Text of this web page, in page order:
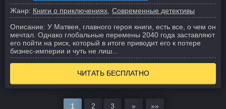
Жанр: Книги о приключениях Современные детективы
Описание: У Матвея, главного героя книги, есть все, о чем он
мечтал. Однако глобальные перемены 2040 года заставляют
его пойти на риск, который в итоге приводит его к потере
бизнес-империи и чуть не лиш...
ЧИТАТЬ БЕСПЛАТНО
1 2 3 » »»